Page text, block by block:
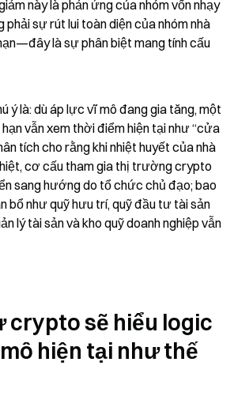
này là phản ứng của nhóm vốn nhạy
phải sự rút lui toàn diện của nhóm nhà
là sự phân biệt mang tính cấu
ý là: dù áp lực vĩ mô đang gia tăng, một
vẫn xem thời điểm hiện tại như “cửa
tích cho rằng khi nhiệt huyết của nhà
cơ cấu tham gia thị trường crypto
sang hướng do tổ chức chủ đạo; bao
bổ như quỹ hưu trí, quỹ đầu tư tài sản
lý tài sản và kho quỹ doanh nghiệp vẫn
crypto sẽ hiểu logic
hiện tại như thế